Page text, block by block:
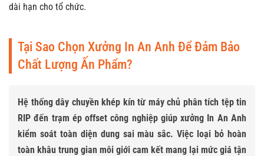
dài hạn cho tổ chức.
Tại Sao Chọn Xưởng In An Anh Để Đảm Bảo
Chất Lượng Ấn Phẩm?
Hệ thống dây chuyền khép kín từ máy chủ phân tích tệp tin
RIP đến trạm ép offset công nghiệp giúp xưởng In An Anh
kiểm soát toàn diện dung sai màu sắc. Việc loại bỏ hoàn
toàn khâu trung gian môi giới cam kết mang lại mức giá tận